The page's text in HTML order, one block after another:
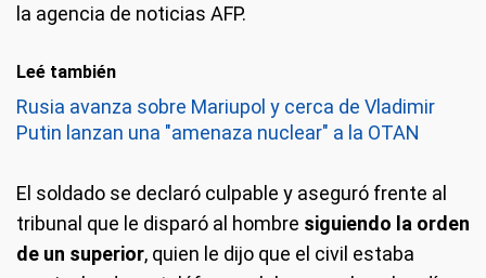
la agencia de noticias AFP.
Leé también
Rusia avanza sobre Mariupol y cerca de Vladimir
Putin lanzan una "amenaza nuclear" a la OTAN
El soldado se declaró culpable y aseguró frente al
tribunal que le disparó al hombre siguiendo la orden
de un superior, quien le dijo que el civil estaba